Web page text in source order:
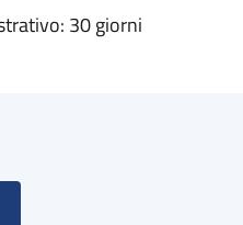
30 giorni